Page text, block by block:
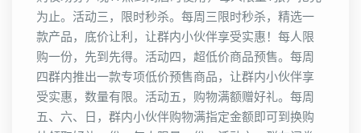
为止。活动三，限时秒杀。每周三限时秒杀，精选一
款产品，底价让利，让群内小伙伴享受实惠！每人限
购一份，先到先得。活动四，超低价商品预售。每周
四群内推出一款专项低价预售商品，让群内小伙伴享
受实惠，数量有限。活动五，购物满额赠好礼。每周
五、六、日，群内小伙伴购物满指定金额即可到换购